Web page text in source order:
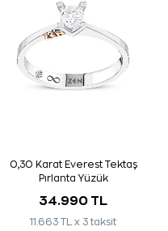
0,30 Karat Everest Tektaş
Pırlanta Yüzük
34.990 TL
11.663 TL x 3 taksit